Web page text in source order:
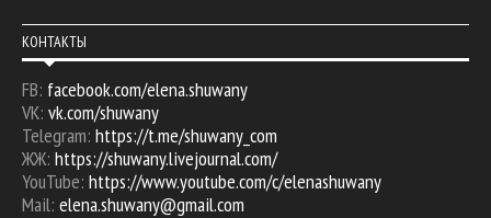
КОНТАКТЫ
FB: facebook.com/elena.shuwany
VK: vk.com/shuwany
Telegram: https://t.me/shuwany_com
ЖЖ: https://shuwany.livejournal.com/
YouTube: https://www.youtube.com/c/elenashuwany
Mail: elena.shuwany@gmail.com